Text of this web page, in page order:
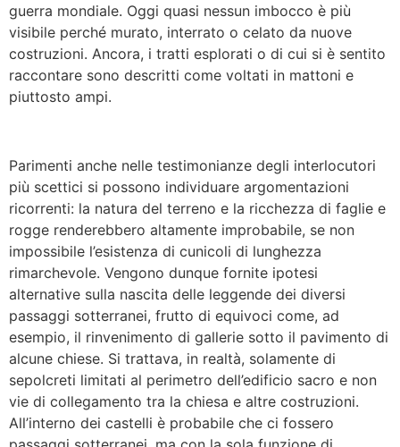
guerra mondiale. Oggi quasi nessun imbocco è più
visibile perché murato, interrato o celato da nuove
costruzioni. Ancora, i tratti esplorati o di cui si è sentito
raccontare sono descritti come voltati in mattoni e
piuttosto ampi.
Parimenti anche nelle testimonianze degli interlocutori
più scettici si possono individuare argomentazioni
ricorrenti: la natura del terreno e la ricchezza di faglie e
rogge renderebbero altamente improbabile, se non
impossibile l’esistenza di cunicoli di lunghezza
rimarchevole. Vengono dunque fornite ipotesi
alternative sulla nascita delle leggende dei diversi
passaggi sotterranei, frutto di equivoci come, ad
esempio, il rinvenimento di gallerie sotto il pavimento di
alcune chiese. Si trattava, in realtà, solamente di
sepolcreti limitati al perimetro dell’edificio sacro e non
vie di collegamento tra la chiesa e altre costruzioni.
All’interno dei castelli è probabile che ci fossero